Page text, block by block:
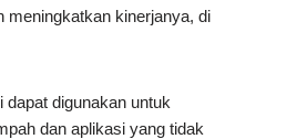
meningkatkan kinerjanya, di
digunakan untuk
dan aplikasi yang tidak